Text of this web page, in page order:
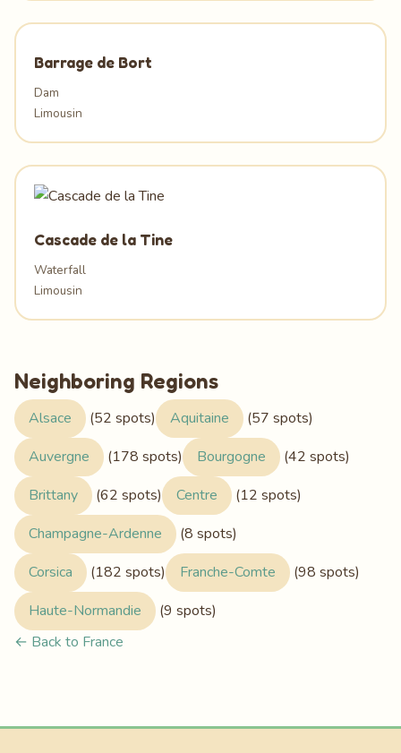
Barrage de Bort
Dam
Limousin
Cascade de la Tine
Waterfall
Limousin
Neighboring Regions
Alsace (52 spots) Aquitaine
(57 spots)
Auvergne
(178 spots) Bourgogne
(42 spots)
Brittany
(62 spots) Centre
(12 spots)
Champagne-Ardenne
(8 spots)
Corsica
(182 spots) Franche-Comte
(98 spots)
Haute-Normandie
(9 spots)
← Back to France